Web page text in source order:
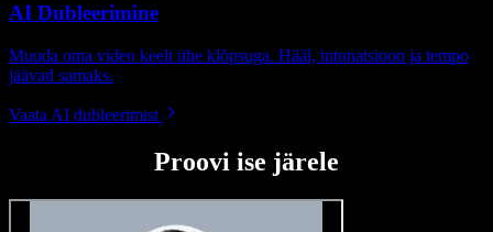
AI Dubleerimine
Muuda oma video keelt ühe klõpsuga. Hääl, intonatsioon ja tempo
jäävad samaks.
Vaata AI dubleerimist
Proovi ise järele